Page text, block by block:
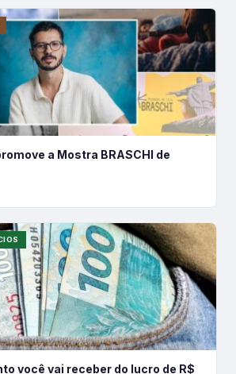
a Mostra BRASCHI de
você vai receber do lucro de R$